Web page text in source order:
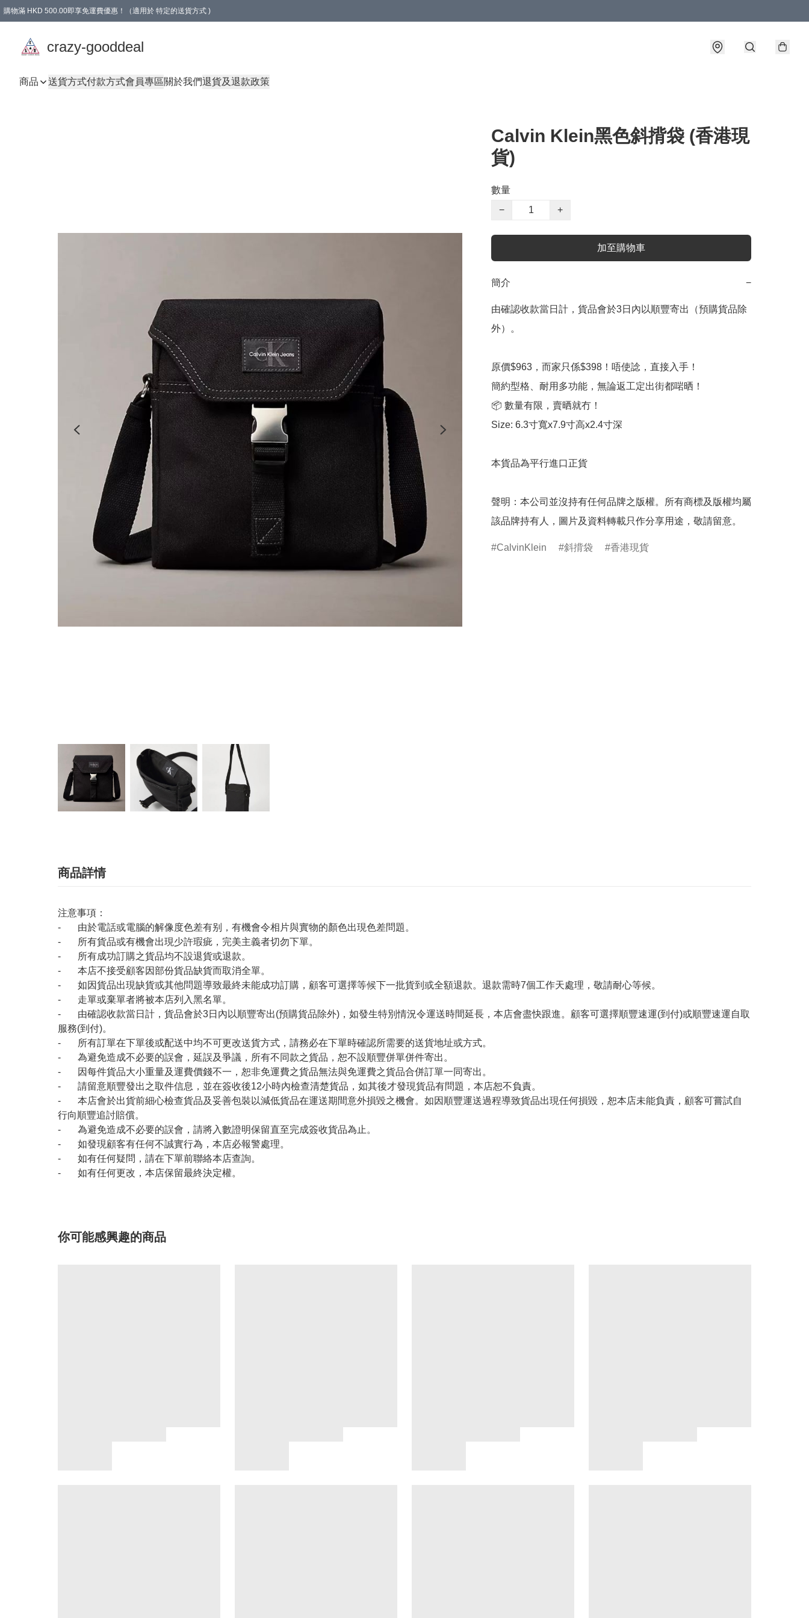
購物滿 HKD 500.00即享免運費優惠！（適用於 特定的送貨方式 )
crazy-gooddeal
商品 送貨方式付款方式會員專區關於我們退貨及退款政策
Calvin Klein黑色斜揹袋 (香港現
貨)
數量
−
+
加至購物車
簡介 −
由確認收款當日計，貨品會於3日內以順豐寄出（預購貨品除
外）。
原價$963，而家只係$398！唔使諗，直接入手！
簡約型格、耐用多功能，無論返工定出街都啱晒！
📦 數量有限，賣晒就冇！
Size: 6.3寸寬x7.9寸高x2.4寸深
本貨品為平行進口正貨
聲明：本公司並沒持有任何品牌之版權。所有商標及版權均屬
該品牌持有人，圖片及資料轉載只作分享用途，敬請留意。
CalvinKlein 斜揹袋 香港現貨
商品詳情
注意事項：
- 由於電話或電腦的解像度色差有别，有機會令相片與實物的顏色出現色差問題。
- 所有貨品或有機會出現少許瑕疵，完美主義者切勿下單。
- 所有成功訂購之貨品均不設退貨或退款。
- 本店不接受顧客因部份貨品缺貨而取消全單。
- 如因貨品出現缺貨或其他問題導致最終未能成功訂購，顧客可選擇等候下一批貨到或全額退款。退款需時7個工作天處理，敬請耐心等候。
- 走單或棄單者將被本店列入黑名單。
- 由確認收款當日計，貨品會於3日內以順豐寄出(預購貨品除外)，如發生特別情況令運送時間延長，本店會盡快跟進。顧客可選擇順豐速運(到付)或順豐速運自取
服務(到付)。
- 所有訂單在下單後或配送中均不可更改送貨方式，請務必在下單時確認所需要的送貨地址或方式。
- 為避免造成不必要的誤會，延誤及爭議，所有不同款之貨品，恕不設順豐併單併件寄出。
- 因每件貨品大小重量及運費價錢不一，恕非免運費之貨品無法與免運費之貨品合併訂單一同寄出。
- 請留意順豐發出之取件信息，並在簽收後12小時內檢查清楚貨品，如其後才發現貨品有問題，本店恕不負責。
- 本店會於出貨前細心檢查貨品及妥善包裝以減低貨品在運送期間意外損毀之機會。如因順豐運送過程導致貨品出現任何損毀，恕本店未能負責，顧客可嘗試自
行向順豐追討賠償。
- 為避免造成不必要的誤會，請將入數證明保留直至完成簽收貨品為止。
- 如發現顧客有任何不誠實行為，本店必報警處理。
- 如有任何疑問，請在下單前聯絡本店查詢。
- 如有任何更改，本店保留最終決定權。
你可能感興趣的商品